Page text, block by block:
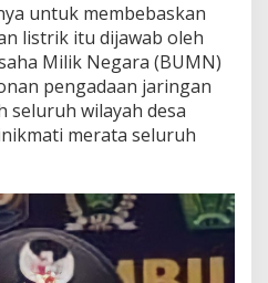
untuk membebaskan
listrik itu dijawab oleh
Milik Negara (BUMN)
pengadaan jaringan
seluruh wilayah desa
merata seluruh